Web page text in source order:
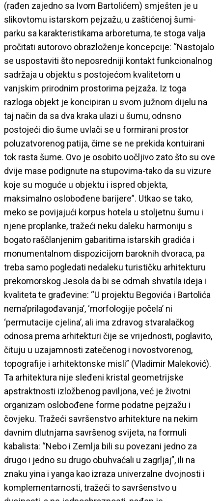
(rađen zajedno sa Ivom Bartolićem) smješten je u
slikovtomu istarskom pejzažu, u zaštićenoj šumi-
parku sa karakteristikama arboretuma, te stoga valja
pročitati autorovo obrazloženje koncepcije: “Nastojalo
se uspostaviti što neposredniji kontakt funkcionalnog
sadržaja u objektu s postojećom kvalitetom u
vanjskim prirodnim prostorima pejzaža. Iz toga
razloga objekt je koncipiran u svom južnom dijelu na
taj način da sa dva kraka ulazi u šumu, odnsno
postojeći dio šume uvlači se u formirani prostor
poluzatvorenog patija, čime se ne prekida kontuirani
tok rasta šume. Ovo je osobito uočljivo zato što su ove
dvije mase podignute na stupovima-tako da su vizure
koje su moguće u objektu i ispred objekta,
maksimalno oslobođene barijere”. Utkao se tako,
meko se povijajući korpus hotela u stoljetnu šumu i
njene proplanke, tražeći neku daleku harmoniju s
bogato raščlanjenim gabaritima istarskih gradića i
monumentalnom dispozicijom baroknih dvoraca, pa
treba samo pogledati nedaleku turističku arhitekturu
prekomorskog Jesola da bi se odmah shvatila ideja i
kvaliteta te građevine: “U projektu Begovića i Bartolića
nema’prilagođavanja’, ‘morfologije počela’ ni
‘permutacije cjelina’, ali ima zdravog stvaralačkog
odnosa prema arhitekturi čije se vrijednosti, poglavito,
čituju u uzajamnosti zatečenog i novostvorenog,
topografije i arhitektonske misli” (Vladimir Maleković).
Ta arhitektura nije sleđeni kristal geometrijske
apstraktnosti izložbenog paviljona, već je životni
organizam oslobođene forme podatne pejzažu i
čovjeku. Tražeći savršenstvo arhitekture na nekim
davnim dlutnjama savršenog svijeta, na formuli
kabalista: “Nebo i Zemlja bili su povezani jedno za
drugo i jedno su drugo obuhvaćali u zagrljaj”, ili na
znaku yina i yanga kao izraza univerzalne dvojnosti i
komplementarnosti, tražeći to savršenstvo u